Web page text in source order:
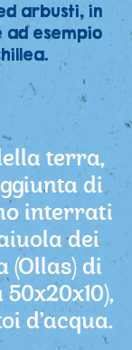
arbusti, in
esempio
terra,
di
interrati
dei
di
d’acqua.